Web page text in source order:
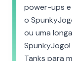
power-ups e
o
ou uma
Tanks para